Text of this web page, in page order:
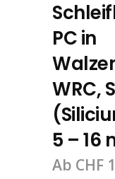
PC in
WRC,
5 – 16
Ab CHF